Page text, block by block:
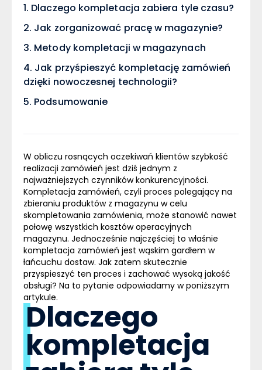
Dlaczego kompletacja zabiera tyle czasu?
Jak zorganizować pracę w magazynie?
Metody kompletacji w magazynach
Jak przyśpieszyć kompletację zamówień
dzięki nowoczesnej technologii?
Podsumowanie
W obliczu rosnących oczekiwań klientów szybkość
realizacji zamówień jest dziś jednym z
najważniejszych czynników konkurencyjności.
Kompletacja zamówień, czyli proces polegający na
zbieraniu produktów z magazynu w celu
skompletowania zamówienia, może stanowić nawet
połowę wszystkich kosztów operacyjnych
magazynu. Jednocześnie najczęściej to właśnie
kompletacja zamówień jest wąskim gardłem w
łańcuchu dostaw. Jak zatem skutecznie
przyspieszyć ten proces i zachować wysoką jakość
obsługi? Na to pytanie odpowiadamy w poniższym
artykule.
Dlaczego
kompletacja